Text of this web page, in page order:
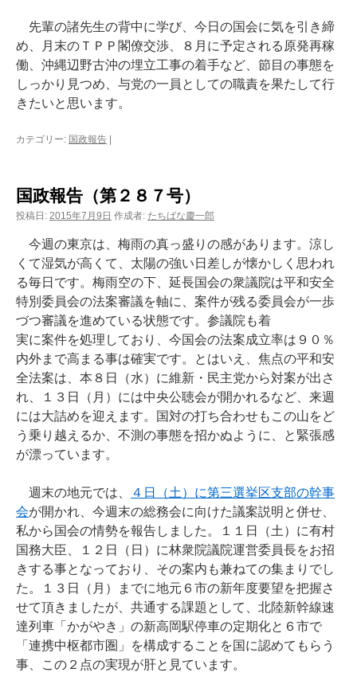
先輩の諸先生の背中に学び、今日の国会に気を引き締
め、月末のＴＰＰ閣僚交渉、８月に予定される原発再稼
働、沖縄辺野古沖の埋立工事の着手など、節目の事態を
しっかり見つめ、与党の一員としての職責を果たして行
きたいと思います。
カテゴリー: 国政報告 |
国政報告（第２８７号）
投稿日: 2015年7月9日 作成者: たちばな慶一郎
今週の東京は、梅雨の真っ盛りの感があります。涼し
くて湿気が高くて、太陽の強い日差しが懐かしく思われ
る毎日です。梅雨空の下、延長国会の衆議院は平和安全
特別委員会の法案審議を軸に、案件が残る委員会が一歩
づつ審議を進めている状態です。参議院も着
実に案件を処理しており、今国会の法案成立率は９０％
内外まで高まる事は確実です。とはいえ、焦点の平和安
全法案は、本８日（水）に維新・民主党から対案が出さ
れ、１３日（月）には中央公聴会が開かれるなど、来週
には大詰めを迎えます。国対の打ち合わせもこの山をど
う乗り越えるか、不測の事態を招かぬように、と緊張感
が漂っています。
週末の地元では、
４日（土）に第三選挙区支部の幹事
会が開かれ、今週末の総務会に向けた議案説明と併せ、
私から国会の情勢を報告しました。１１日（土）に有村
国務大臣、１２日（日）に林衆院議院運営委員長をお招
きする事となっており、その案内も兼ねての集まりでし
た。１３日（月）までに地元６市の新年度要望を把握さ
せて頂きましたが、共通する課題として、北陸新幹線速
達列車「かがやき」の新高岡駅停車の定期化と６市で
「連携中枢都市圏」を構成することを国に認めてもらう
事、この２点の実現が肝と見ています。